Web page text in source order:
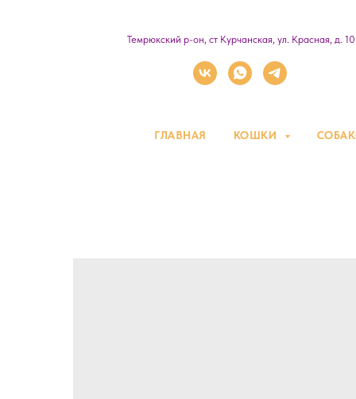
Темрюкский р-он, ст Курчанская, ул. Красная, д.
ГЛАВНАЯ КОШКИ